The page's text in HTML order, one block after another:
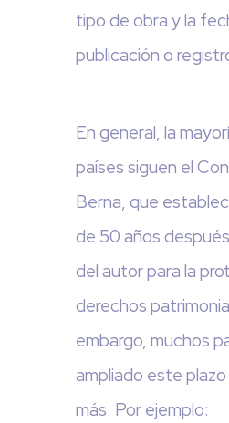
tipo de obra y la
publicación o
En general, la
países siguen el
Berna, que
de 50 años
del autor para la
derechos
embargo, muchos
ampliado este
más. Por ejemplo: